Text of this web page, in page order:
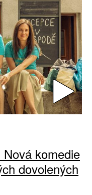
komedie
dovolených